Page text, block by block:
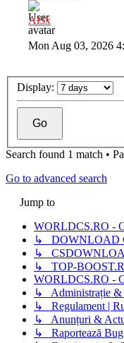
Al3x
Mon Aug 03, 2026
Display:
Search found 1 match •
Go to advanced search
Jump to
WORLDCS.RO -
↳ DOWNLOAD
↳
↳ TOP-
WORLDCS.RO -
↳ Administrație &
↳ Regulament |
↳ Anunțuri &
↳ Raportează Bug